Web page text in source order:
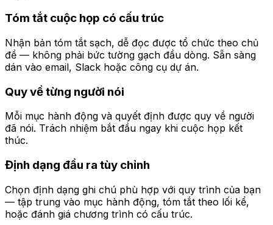
Tóm tắt cuộc họp có cấu trúc
Nhận bản tóm tắt sạch, dễ đọc được tổ chức theo chủ
đề — không phải bức tường gạch đầu dòng. Sẵn sàng
dán vào email, Slack hoặc công cụ dự án.
Quy về từng người nói
Mỗi mục hành động và quyết định được quy về người
đã nói. Trách nhiệm bắt đầu ngay khi cuộc họp kết
thúc.
Định dạng đầu ra tùy chỉnh
Chọn định dạng ghi chú phù hợp với quy trình của bạn
— tập trung vào mục hành động, tóm tắt theo lối kể,
hoặc đánh giá chương trình có cấu trúc.